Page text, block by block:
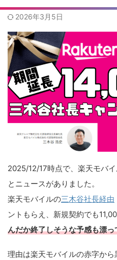
2026年3月5日
2025/12/17時点で、楽天モバ
とニュースがありました。
楽天モバイルの三木谷社長経由
ントもらえ、新規契約でも
んだか終了しそうな予感も漂っ
理由は楽天モバイルの赤字か